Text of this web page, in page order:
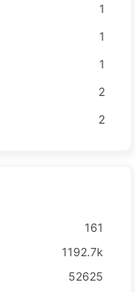
1
1
1
2
2
161
1192.7k
52625